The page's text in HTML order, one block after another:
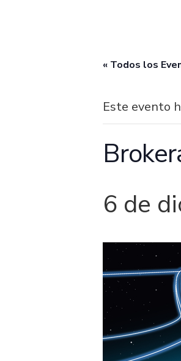
« Todos los
Este evento
6 de